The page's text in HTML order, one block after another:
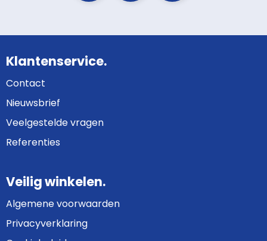
Klantenservice.
Contact
Nieuwsbrief
Veelgestelde vragen
Referenties
Veilig winkelen.
Algemene voorwaarden
Privacyverklaring